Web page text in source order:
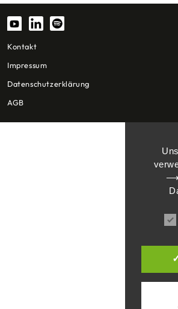
Kontakt
Impressum
Datenschutzerklärung
AGB
⟶